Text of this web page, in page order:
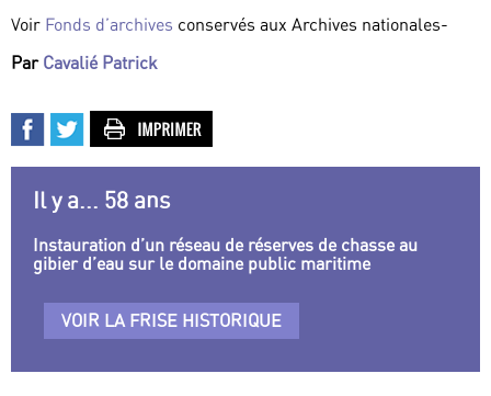
Voir Fonds d’archives conservés aux Archives nationales-
Par Cavalié Patrick
Il y a... 58 ans
Instauration d’un réseau de réserves de chasse au
gibier d’eau sur le domaine public maritime
VOIR LA FRISE HISTORIQUE